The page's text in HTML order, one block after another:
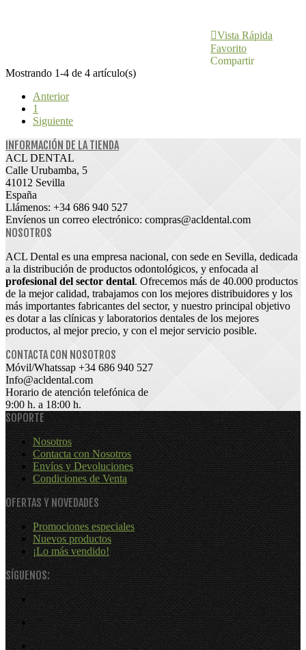
Vista Rápida
Favorito
Compartir
Mostrando 1-4 de 4 artículo(s)
Anterior
1
Siguiente
INFORMACIÓN DE LA TIENDA
ACL DENTAL
Calle Urubamba, 5
41012 Sevilla
España
Llámenos: +34 686 940 527
Envíenos un correo electrónico: compras@acldental.com
NOSOTROS
ACL Dental es una empresa nacional, con sede en Sevilla, dedicada
a la distribución de productos odontológicos, y enfocada al
profesional del sector dental. Ofrecemos más de 40.000 productos
de la mejor calidad, trabajamos con los mejores distribuidores y los
más importantes fabricantes del sector, y nuestro principal objetivo
es dotar a las clínicas y laboratorios dentales de los mejores
productos, al mejor precio, y con el mejor servicio posible.
CONTACTA CON NOSOTROS
Móvil/Whatssap +34 686 940 527
Info@acldental.com
Horario de atención telefónica de
9:00 h. a 18:00 h.
SOPORTE
Nosotros
Contacta con Nosotros
Envíos y Devoluciones
Condiciones de Venta
OFERTAS Y NOVEDADES
Promociones especiales
Nuevos productos
¡Lo más vendido!
SÍGUENOS: